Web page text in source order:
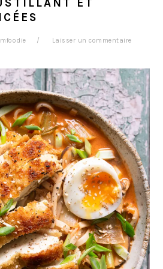
ET
Laisser un commentaire